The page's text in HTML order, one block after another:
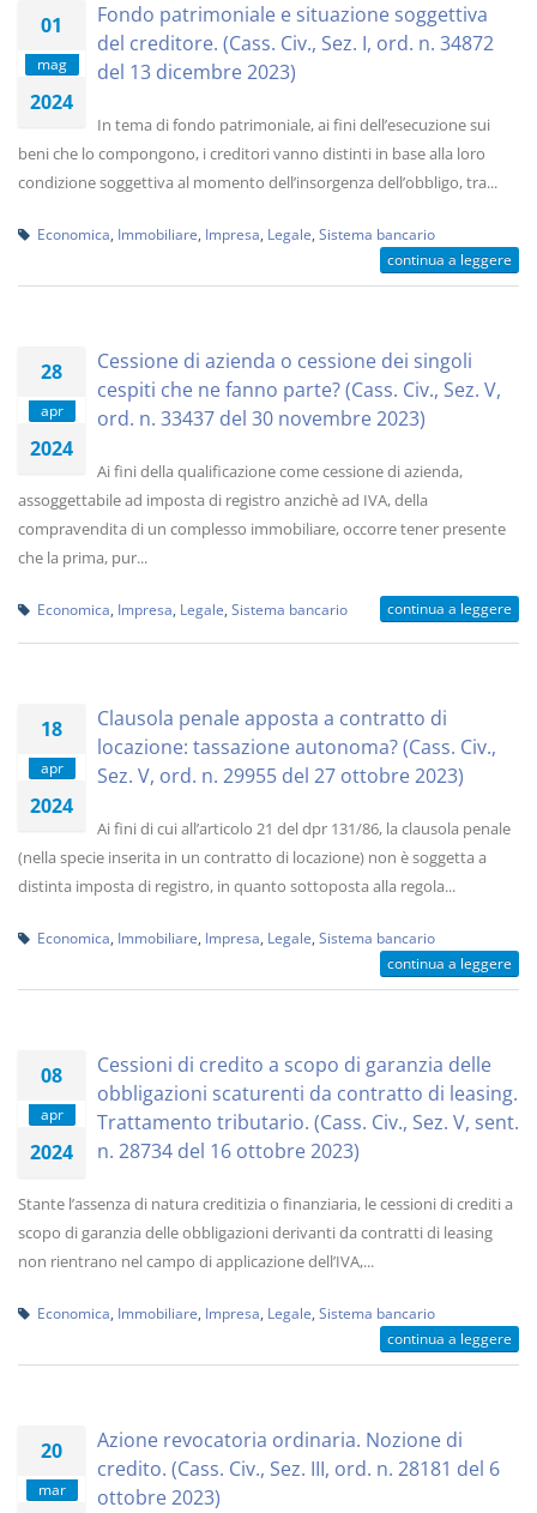
01
mag
2024
Fondo patrimoniale e situazione soggettiva
del creditore. (Cass. Civ., Sez. I, ord. n. 34872
del 13 dicembre 2023)
In tema di fondo patrimoniale, ai fini dell’esecuzione sui
beni che lo compongono, i creditori vanno distinti in base alla loro
condizione soggettiva al momento dell’insorgenza dell’obbligo, tra...
Economica Immobiliare Impresa Legale Sistema bancario
continua a leggere
28
apr
2024
Cessione di azienda o cessione dei singoli
cespiti che ne fanno parte? (Cass. Civ., Sez. V,
ord. n. 33437 del 30 novembre 2023)
Ai fini della qualificazione come cessione di azienda,
assoggettabile ad imposta di registro anzichè ad IVA, della
compravendita di un complesso immobiliare, occorre tener presente
che la prima, pur...
Economica Impresa Legale Sistema bancario continua a leggere
18
apr
2024
Clausola penale apposta a contratto di
locazione: tassazione autonoma? (Cass. Civ.,
Sez. V, ord. n. 29955 del 27 ottobre 2023)
Ai fini di cui all’articolo 21 del dpr 131/86, la clausola penale
(nella specie inserita in un contratto di locazione) non è soggetta a
distinta imposta di registro, in quanto sottoposta alla regola...
Economica Immobiliare Impresa Legale Sistema bancario
continua a leggere
08
apr
2024
Cessioni di credito a scopo di garanzia delle
obbligazioni scaturenti da contratto di leasing.
Trattamento tributario. (Cass. Civ., Sez. V, sent.
n. 28734 del 16 ottobre 2023)
Stante l’assenza di natura creditizia o finanziaria, le cessioni di crediti a
scopo di garanzia delle obbligazioni derivanti da contratti di leasing
non rientrano nel campo di applicazione dell’IVA,...
Economica Immobiliare Impresa Legale Sistema bancario
continua a leggere
20
mar
Azione revocatoria ordinaria. Nozione di
credito. (Cass. Civ., Sez. III, ord. n. 28181 del 6
ottobre 2023)